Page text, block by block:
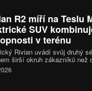
R2 míří na Teslu
SUV
v terénu
Rivian uvádí svůj druhý
širší okruh zákazníků než
R2 přináší kompaktnější
a ambice stát se